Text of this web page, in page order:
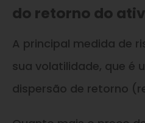
do retorno do
A principal medida de
sua volatilidade, que é
dispersão de retorno